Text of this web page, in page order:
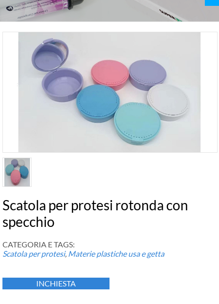
Scatola per protesi rotonda con
specchio
CATEGORIA E TAGS:
Scatola per protesi, Materie plastiche usa e getta
INCHIESTA